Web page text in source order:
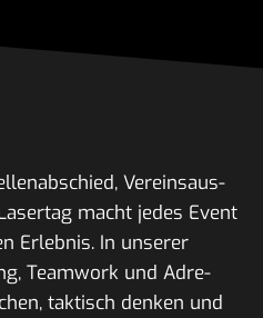
Vereins­aus­
macht jedes Event
Erlebnis. In unserer
Team­work und Adre­
taktisch denken und